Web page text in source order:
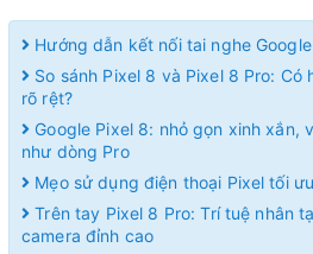
Hướng dẫn kết nối tai nghe
So sánh Pixel 8 và Pixel 8 Pro:
rõ rệt?
Google Pixel 8: nhỏ gọn xinh xắn,
như dòng Pro
Mẹo sử dụng điện thoại Pixel tối
Trên tay Pixel 8 Pro: Trí tuệ nhân
camera đỉnh cao